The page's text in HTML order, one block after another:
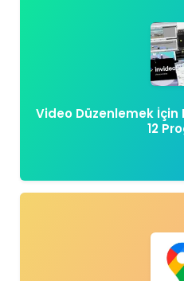
Video Düzenlemek İçin
12